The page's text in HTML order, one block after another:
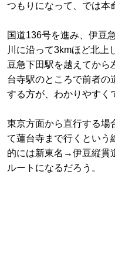
つもりになって、では本
国道136号を進み、伊豆
川に沿って3kmほど北上
豆急下田駅を越えてから
台寺駅のところで前者の
する方が、わかりやすく
東京方面から直行する場
て蓮台寺まで行くという
的には新東名→伊豆縦
ルートになるだろう。